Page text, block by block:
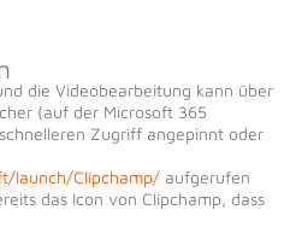
die Videobearbeitung kann über
(auf der Microsoft 365
Zugriff angepinnt oder
launch/Clipchamp/aufgerufen
das Icon von Clipchamp, dass